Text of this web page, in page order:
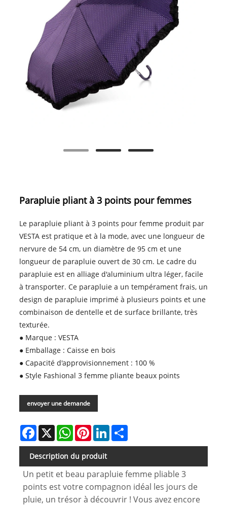
Parapluie pliant à 3 points pour femmes
Le parapluie pliant à 3 points pour femme produit par
VESTA est pratique et à la mode, avec une longueur de
nervure de 54 cm, un diamètre de 95 cm et une
longueur de parapluie ouvert de 30 cm. Le cadre du
parapluie est en alliage d'aluminium ultra léger, facile
à transporter. Ce parapluie a un tempérament frais, un
design de parapluie imprimé à plusieurs points et une
combinaison de dentelle et de surface brillante, très
texturée.
● Marque : VESTA
● Emballage : Caisse en bois
● Capacité d'approvisionnement : 100 %
● Style Fashional 3 femme pliante beaux points
envoyer une demande
Facebook
X WhatsAppPinterestLinkedInShare
Description du produit
Un petit et beau parapluie femme pliable 3
points est votre compagnon idéal les jours de
pluie, un trésor à découvrir ! Vous avez encore